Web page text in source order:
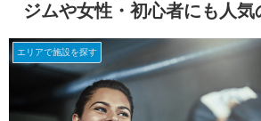
ジムや女性・初心者にも人気
エリアで施設を探す